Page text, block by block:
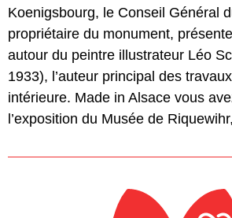
Koenigsbourg, le Conseil Général
propriétaire du monument,
autour du peintre illustrateur Léo
1933), l’auteur principal des
intérieure. Made in Alsace vous
l’exposition du Musée de